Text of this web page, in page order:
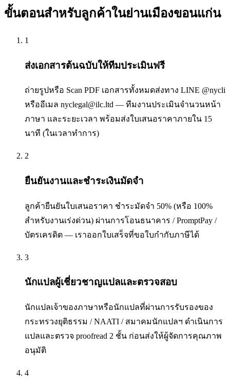
ขั้นตอนสำหรับลูกค้าในย่านเมืองขอนแก่น
1
ส่งเอกสารต้นฉบับให้ทีมประเมินฟรี
ถ่ายรูปหรือ Scan PDF เอกสารทั้งหมดส่งทาง LINE @nycli
หรืออีเมล nyclegal@ilc.ltd — ทีมงานประเมินจำนวนหน้า
ภาษา และระยะเวลา พร้อมส่งใบเสนอราคาภายใน 15
นาที (ในเวลาทำการ)
2
ยืนยันงานและชำระเงินมัดจำ
ลูกค้ายืนยันใบเสนอราคา ชำระมัดจำ 50% (หรือ 100%
สำหรับงานเร่งด่วน) ผ่านการโอนธนาคาร / PromptPay /
บัตรเครดิต — เราออกใบเสร็จที่ขอใบกำกับภาษีได้
3
นักแปลผู้เชี่ยวชาญแปลและตรวจสอบ
นักแปลเจ้าของภาษาหรือนักแปลที่ผ่านการรับรองของ
กระทรวงยุติธรรม / NAATI / สมาคมนักแปลฯ ดำเนินการ
แปลและตรวจ proofread 2 ชั้น ก่อนส่งให้ผู้จัดการคุณภาพ
อนุมัติ
4